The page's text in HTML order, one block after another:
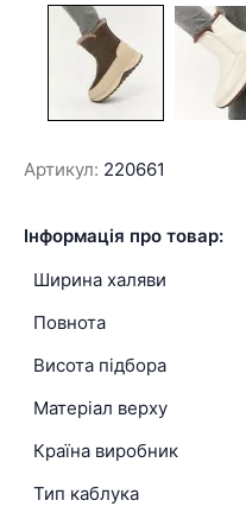
Артикул: 220661
Інформація про товар:
Ширина халяви
Повнота
Висота підбора
Матеріал верху
Країна виробник
Тип каблука